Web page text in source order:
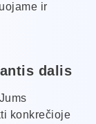
ir
dalis
konkrečioje